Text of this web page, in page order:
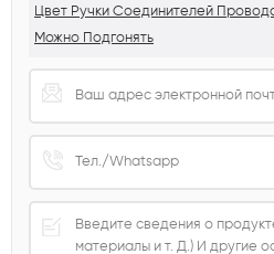
Цвет Ручки Соединителей
Можно Подгонять